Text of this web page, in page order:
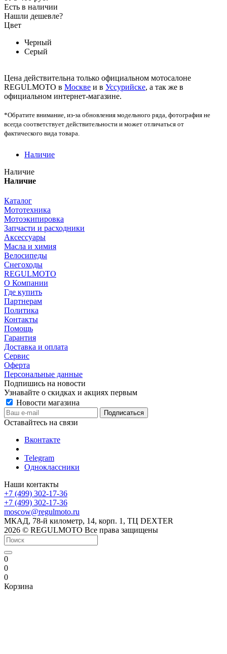
Есть в наличии
Нашли дешевле?
Цвет
Черный
Серый
Цена действительна только официальном мотосалоне
REGULMOTO в Москве и в Уссурийске, а так же в
официальном интернет-магазине.
*Обратите внимание, из-за обновления модельного ряда, фотография не
всегда соответствует действительности и может отличаться от
фактического вида товара.
Наличие
Наличие
Наличие
Каталог
Мототехника
Мотоэкипировка
Запчасти и расходники
Аксессуары
Масла и химия
Велосипеды
Снегоходы
REGULMOTO
О Компании
Где купить
Партнерам
Политика
Контакты
Помощь
Гарантия
Доставка и оплата
Сервис
Оферта
Персональные данные
Подпишись на новости
Узнавайте о скидках и акциях первым
Новости магазина
Оставайтесь на связи
Вконтакте
Telegram
Одноклассники
Наши контакты
+7 (499) 302-17-36
+7 (499) 302-17-36
moscow@regulmoto.ru
МКАД, 78-й километр, 14, корп. 1, ТЦ DEXTER
2026 © REGULMOTO Все права защищены
0
0
0
Корзина